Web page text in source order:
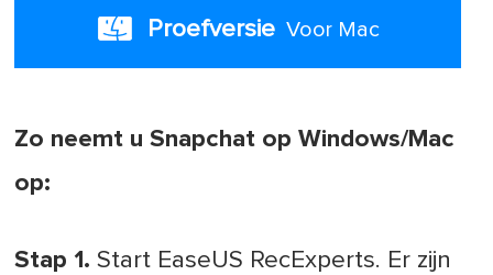
Proefversie Voor Mac
Zo neemt u Snapchat op Windows/Mac
op:
Stap 1. Start EaseUS RecExperts. Er zijn